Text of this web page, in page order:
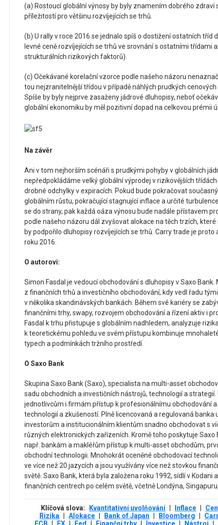
(a) Rostoucí globální výnosy by byly znamením dobrého zdraví
příležitostí pro většinu rozvíjejících se trhů.
(b) U rally v roce 2016 se jednalo spíš o dostižení ostatních tříd
levné ceně rozvíjejících se trhů ve srovnání s ostatními třídami
strukturálních rizikových faktorů).
(c) Očekávané korelační vzorce podle našeho názoru
tou nejzranitelnější třídou v případě náhlých prudkých
Spíše by byly nejprve zasaženy jádrové dluhopisy, neboť
globální ekonomiku by měl pozitivní dopad na celkovou prémii
Na závěr
Ani v tom nejhorším scénáři s prudkými pohyby v globálních
nepředpokládáme velký globální výprodej v rizikovějších
drobné odchylky v expiracích. Pokud bude pokračovat
globálním růstu, pokračující stagnující inflace a určité
se do strany, pak každá oáza výnosu bude nadále přístavem
podle našeho názoru dál zvyšovat alokace na těch trzích,
by podpořilo dluhopisy rozvíjejících se trhů. Carry trade je
roku 2016.
O autorovi:
Simon Fasdal je vedoucí obchodování s dluhopisy v Saxo
z finančních trhů a investičního obchodování, kdy vedl řadu
v několika skandinávských bankách. Během své kariéry se
finančními trhy, swapy, rozvojem obchodování a řízení aktiv i
Fasdal k trhu přistupuje s globálním nadhledem, analyzuje
k teoretickému pohledu ve svém přístupu kombinuje
typech a podmínkách tržního prostředí.
O Saxo Bank
Skupina Saxo Bank (Saxo), specialista na multi-asset
sadu obchodních a investičních nástrojů, technologií a
jednotlivcům i firmám přístup k profesionálnímu obchodování
technologií a zkušeností. Plně licencovaná a regulovaná
investorům a institucionálním klientům snadno obchodovat s
různých elektronických zařízeních. Kromě toho poskytuje
např. bankám a makléřům přístup k multi-asset obchodům,
obchodní technologii. Mnohokrát oceněné obchodovací
ve více než 20 jazycích a jsou využívány více než stovkou
světě. Saxo Bank, která byla založena roku 1992, sídlí v Kodani
finančních centrech po celém světě, včetně Londýna,
Klíčová slova: Kvantitativní uvolňování Inflace
Rizika
Alokace Bank of Japan Bloomberg